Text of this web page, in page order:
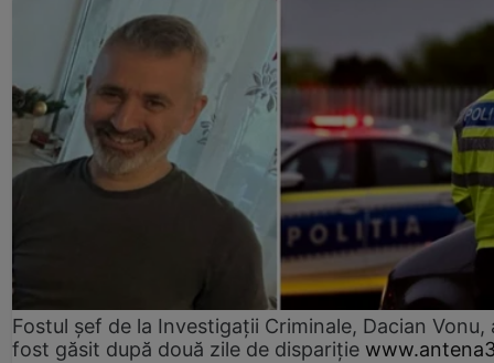
Fostul șef de la Investigații Criminale, Dacian Vonu,
fost găsit după două zile de dispariţie